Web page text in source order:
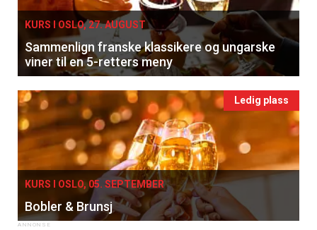
KURS I OSLO, 27. AUGUST
Sammenlign franske klassikere og ungarske
viner til en 5-retters meny
Ledig plass
KURS I OSLO, 05. SEPTEMBER
Bobler & Brunsj